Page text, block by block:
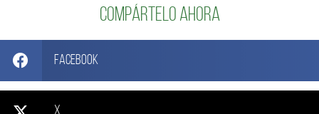
Compártelo ahora
Facebook